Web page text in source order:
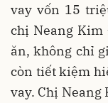
vay vốn 15
chị Neang Kim
ăn, không chỉ
còn tiết kiệm
vay. Chị Neang